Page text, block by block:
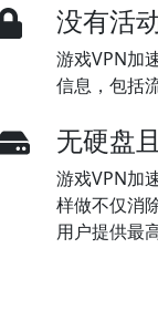
没有活
游戏VPN加
信息，包括
无硬盘
游戏VPN加
样做不仅消
用户提供最